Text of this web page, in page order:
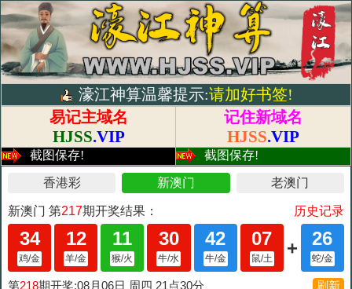
濠江神算温馨提示:请加好书签!
易记主域名
HJSS.VIP
记住新域名
HJSS.VIP
截图保存! 截图保存!